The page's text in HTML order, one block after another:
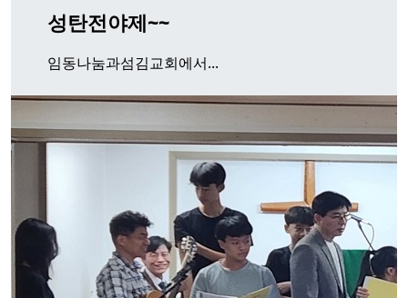
성탄전야제~~
임동나눔과섬김교회에서...